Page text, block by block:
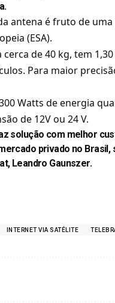
antena é fruto de
(ESA).
de 40 kg, tem
Para maior
Watts de energia
de 12V ou 24 V.
solução com melhor
privado no
Leandro Gaunszer.
INTERNET VIA SATÉLITE